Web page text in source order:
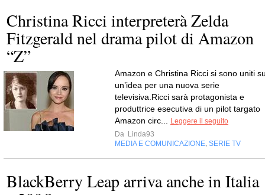
Christina Ricci interpreterà Zelda
Fitzgerald nel drama pilot di Amazon
“Z”
Amazon e Christina Ricci si sono uniti
un’idea per una nuova serie
televisiva.Ricci sarà protagonista e
produttrice esecutiva di un pilot targato
Amazon circ...
Leggere il seguito
Da Linda93
MEDIA E COMUNICAZIONE SERIE TV
BlackBerry Leap arriva anche in Italia